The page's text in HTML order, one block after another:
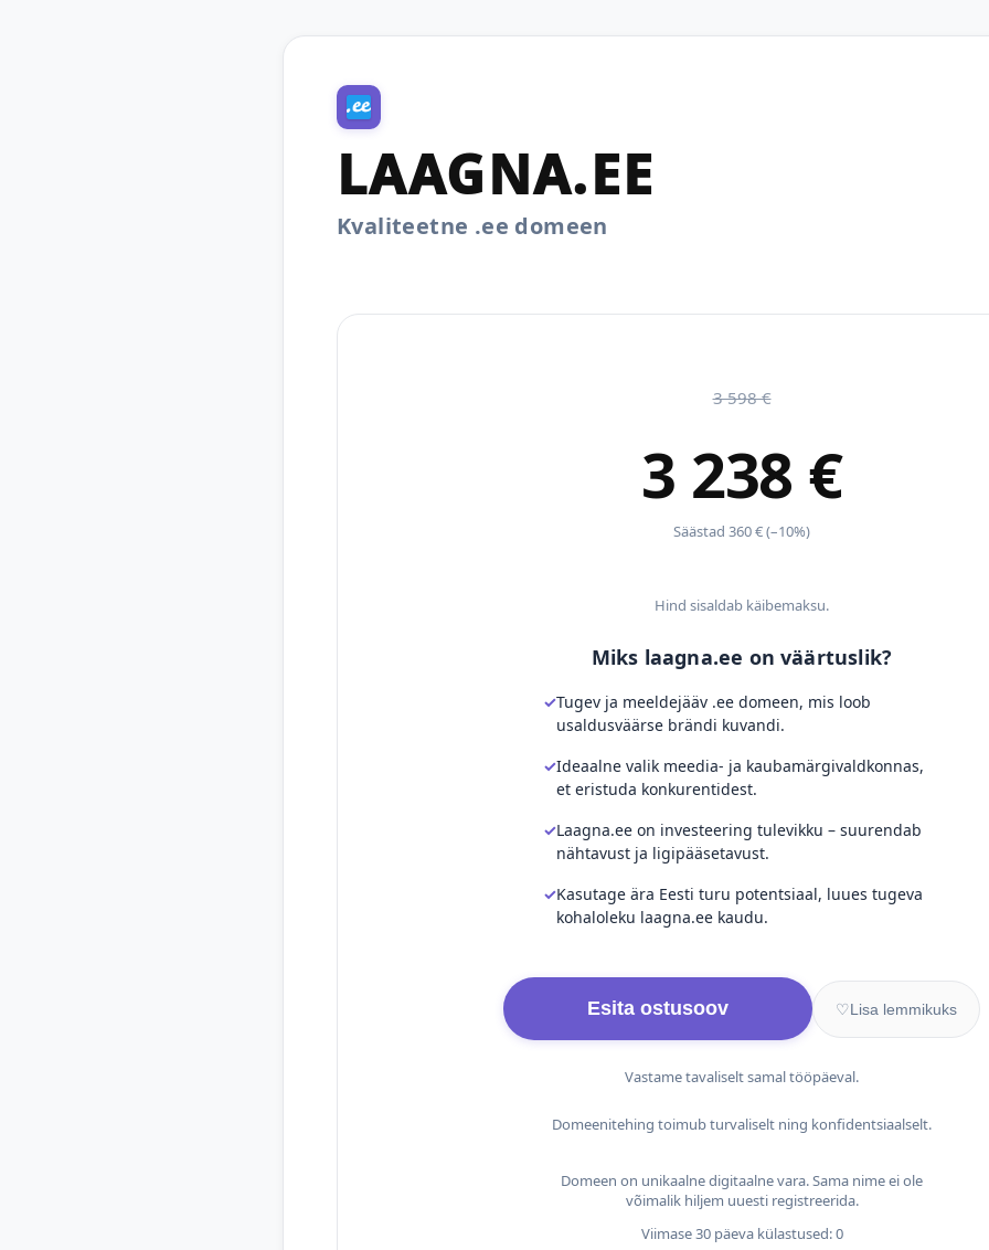
LAAGNA.EE
Kvaliteetne .ee domeen
3 598 €
3 238 €
Säästad 360 € (–10%)
Hind sisaldab käibemaksu.
Miks laagna.ee on väärtuslik?
Tugev ja meeldejääv .ee domeen, mis loob
usaldusväärse brändi kuvandi.
Ideaalne valik meedia- ja kaubamärgivaldkonnas,
et eristuda konkurentidest.
Laagna.ee on investeering tulevikku – suurendab
nähtavust ja ligipääsetavust.
Kasutage ära Eesti turu potentsiaal, luues tugeva
kohaloleku laagna.ee kaudu.
Esita ostusoov ♡Lisa lemmikuks
Vastame tavaliselt samal tööpäeval.
Domeenitehing toimub turvaliselt ning konfidentsiaalselt.
Domeen on unikaalne digitaalne vara. Sama nime ei ole
võimalik hiljem uuesti registreerida.
Viimase 30 päeva külastused: 0